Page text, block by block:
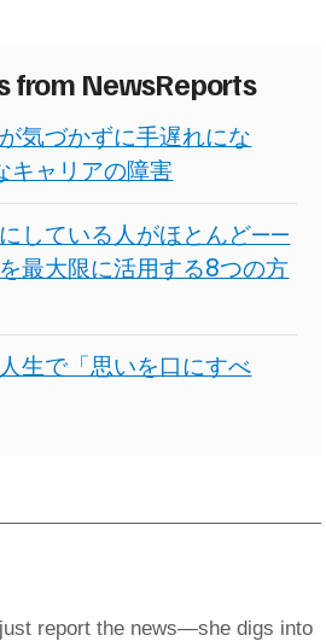
from NewsReports
気づかずに手遅れにな
キャリアの障害
している人がほとんど——
最大限に活用する8つの方
生で「思いを口にすべ
report the news—she digs into